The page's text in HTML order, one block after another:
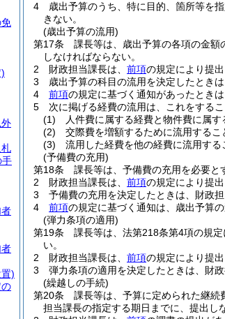
4
歳出予算のうち、特に目的、箇所等を
きない。
(歳出予算の流用)
第17条
課長等は、歳出予算の各項の金
しなければならない。
2
財政担当課長は、 前項の規定により提
3
歳出予算の科目の流用を決定したとき
4
前項の規定に基づく通知があったときは
5
次に掲げる経費の流用は、これをするこ
(1)
人件費に属する経費と物件費に属す
(2)
交際費を増額するために流用するこ
(3)
流用した経費を他の経費に流用する
(予備費の充用)
第18条
課長等は、予備費の充用を必要と
2
財政担当課長は、 前項の規定により提
3
予備費の充用を決定したときは、財政
4
前項の規定に基づく通知は、歳出予算の
(弾力条項の適用)
第19条
課長等は、法第218条第4項の規
い。
2
財政担当課長は、 前項の規定により提
3
弾力条項の適用を決定したときは、財
(繰越しの手続)
第20条
課長等は、予算に定められた継
担当課長の指定する期日までに、提出し
手
)